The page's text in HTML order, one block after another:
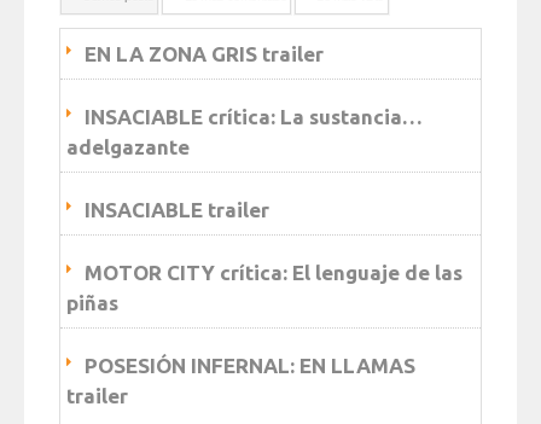
EN LA ZONA GRIS trailer
INSACIABLE crítica: La sustancia…
adelgazante
INSACIABLE trailer
MOTOR CITY crítica: El lenguaje de las
piñas
POSESIÓN INFERNAL: EN LLAMAS
trailer